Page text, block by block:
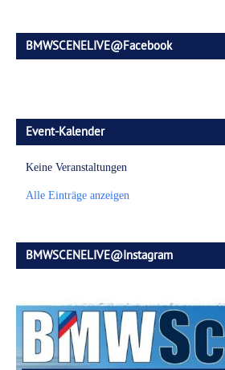
BMWSCENELIVE@Facebook
Event-Kalender
Keine Veranstaltungen
Alle Einträge anzeigen
BMWSCENELIVE@Instagram